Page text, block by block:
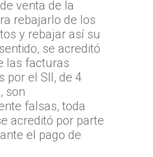
venta de la
rebajarlo de los
y rebajar así su
se acreditó
las facturas
por el SII, de 4
son
falsas, toda
acreditó por parte
el pago de